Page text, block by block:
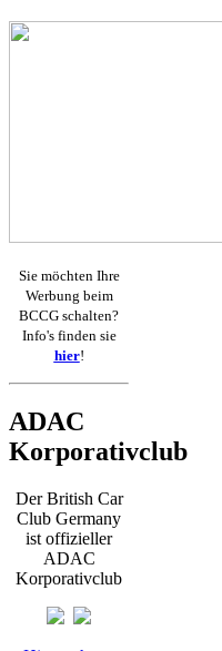
Sie möchten Ihre
Werbung beim
BCCG schalten?
Info's finden sie
hier!
ADAC
Korporativclub
Der British Car
Club Germany
ist offizieller
ADAC
Korporativclub